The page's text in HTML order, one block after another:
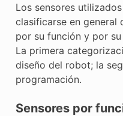
Los sensores
clasificarse en general
por su función y por
La primera
diseño del robot; la
programación.
Sensores por